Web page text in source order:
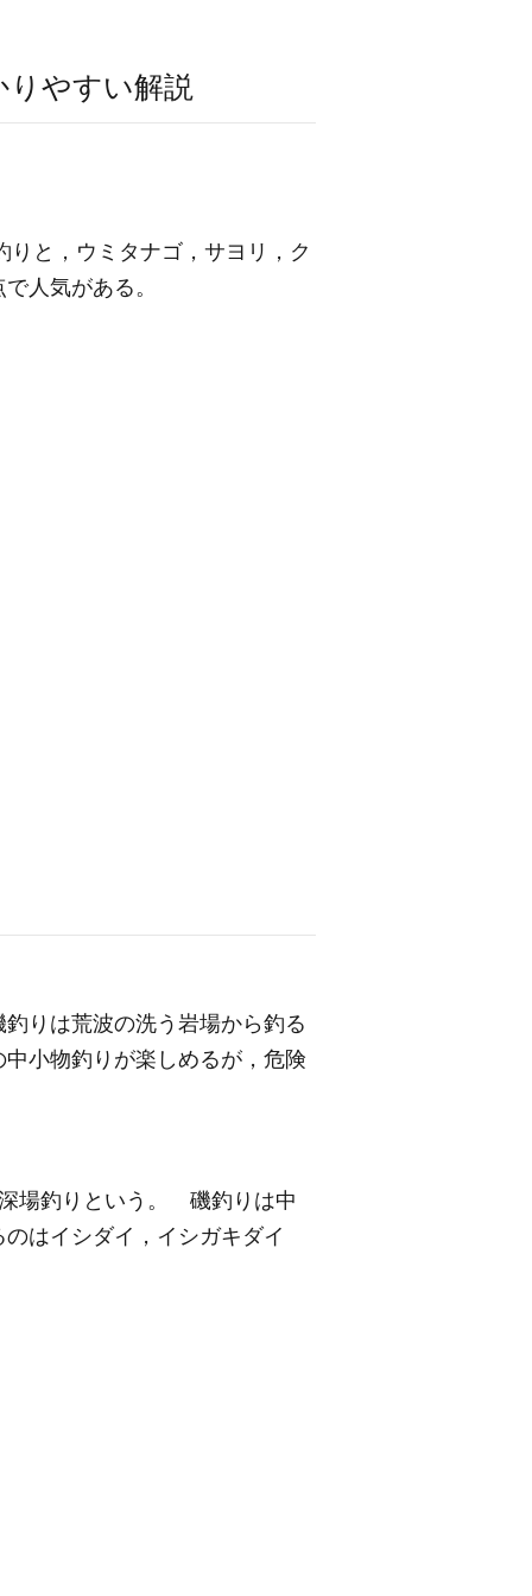
りやすい解説
と，ウミタナゴ，サヨリ，ク
人気がある。
りは荒波の洗う岩場から釣る
小物釣りが楽しめるが，危険
場釣りという。 磯釣りは中
はイシダイ，イシガキダイ